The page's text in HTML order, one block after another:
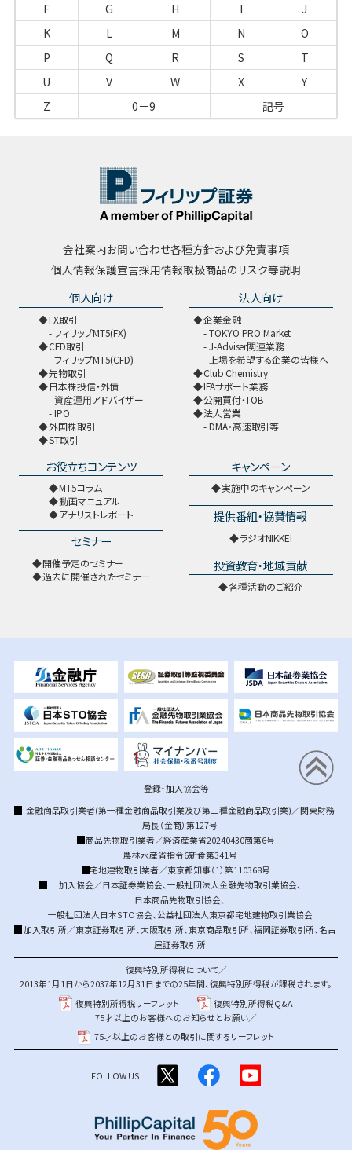
F
G H I
J
K
L M N
O
P
Q R S
T
U
V W X
Y
Z
0－9 記号
会社案内お問い合わせ各種方針および免責事項
個人情報保護宣言採用情報取扱商品のリスク等説明
個人向け
FX取引
フィリップMT5(FX)
CFD取引
フィリップMT5(CFD)
先物取引
日本株投信・外債
資産運用アドバイザー
IPO
外国株取引
ST取引
法人向け
企業金融
TOKYO PRO Market
J-Adviser関連業務
上場を希望する企業の皆様へ
Club Chemistry
IFAサポート業務
公開買付・TOB
法人営業
DMA・高速取引等
お役立ちコンテンツ
MT5コラム
動画マニュアル
アナリストレポート
セミナー
開催予定のセミナー
過去に開催されたセミナー
キャンペーン
実施中のキャンペーン
提供番組・協賛情報
ラジオNIKKEI
投資教育・地域貢献
各種活動のご紹介
登録・加入協会等
金融商品取引業者(第一種金融商品取引業及び第二種金融商品取引業)／関東財務
局長（金商）第127号
商品先物取引業者／経済産業省20240430商第6号
農林水産省指令6新食第341号
宅地建物取引業者／東京都知事（1）第110368号
加入協会／日本証券業協会、 一般社団法人金融先物取引業協会、
日本商品先物取引協会、
一般社団法人日本STO協会、 公益社団法人東京都宅地建物取引業協会
加入取引所／東京証券取引所、大阪取引所、 東京商品取引所、福岡証券取引所、名古
屋証券取引所
復興特別所得税について／
2013年1月1日から2037年12月31日までの25年間、復興特別所得税が課税されます。
復興特別所得税リーフレット
復興特別所得税Q&A
75才以上のお客様へのお知らせとお願い／
75才以上のお客様との取引に関するリーフレット
FOLLOW US